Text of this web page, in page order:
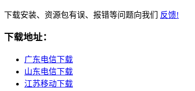
下载安装、资源包有误、报错等问题向我们 反馈!
下载地址：
广东电信下载
山东电信下载
江苏移动下载